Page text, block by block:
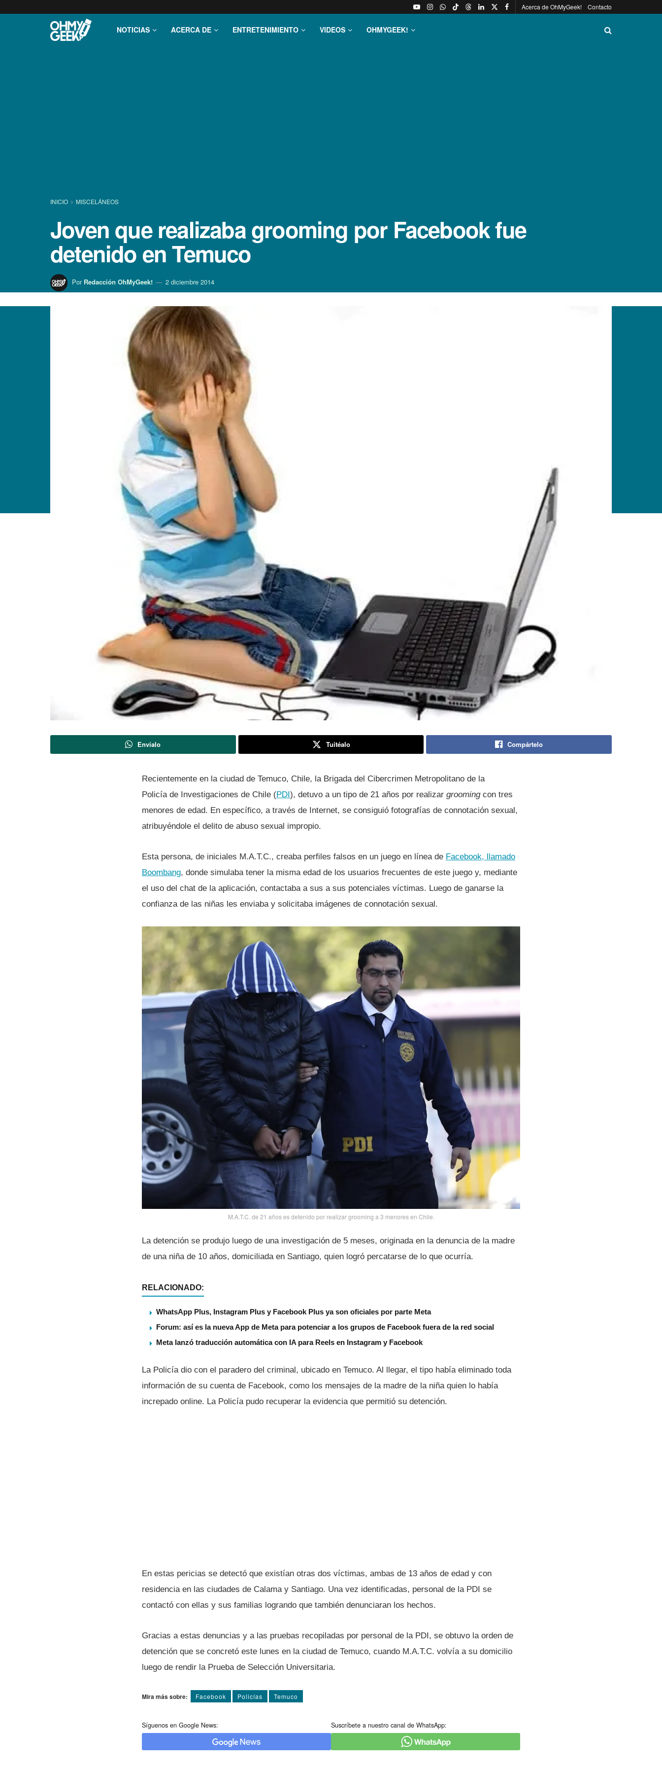
Acerca de OhMyGeek! Contacto
NOTICIAS ACERCA DE ENTRETENIMIENTO VIDEOS OHMYGEEK!
INICIO MISCELÁNEOS
Joven que realizaba grooming por Facebook fue
detenido en Temuco
Por Redacción OhMyGeek! 2 diciembre 2014
Envíalo Tuitéalo Compártelo
Recientemente en la ciudad de Temuco, Chile, la Brigada del Cibercrimen Metropolitano de la
Policí­a de Investigaciones de Chile (PDI), detuvo a un tipo de 21 años por realizar groomingcon tres
menores de edad. En especí­fico, a través de Internet, se consiguió fotografí­as de connotación sexual,
atribuyéndole el delito de abuso sexual impropio.
Esta persona, de iniciales M.A.T.C., creaba perfiles falsos en un juego en lí­nea de Facebook, llamado
Boombang, donde simulaba tener la misma edad de los usuarios frecuentes de este juego y, mediante
el uso del chat de la aplicación, contactaba a sus a sus potenciales ví­ctimas. Luego de ganarse la
confianza de las niñas les enviaba y solicitaba imágenes de connotación sexual.
M.A.T.C. de 21 años es detenido por realizar grooming a 3 menores en Chile.
La detención se produjo luego de una investigación de 5 meses, originada en la denuncia de la madre
de una niña de 10 años, domiciliada en Santiago, quien logró percatarse de lo que ocurrí­a.
RELACIONADO:
WhatsApp Plus, Instagram Plus y Facebook Plus ya son oficiales por parte Meta
Forum: así es la nueva App de Meta para potenciar a los grupos de Facebook fuera de la red social
Meta lanzó traducción automática con IA para Reels en Instagram y Facebook
La Policí­a dio con el paradero del criminal, ubicado en Temuco. Al llegar, el tipo habí­a eliminado toda
información de su cuenta de Facebook, como los mensajes de la madre de la niña quien lo habí­a
increpado online. La Policí­a pudo recuperar la evidencia que permitió su detención.
En estas pericias se detectó que existí­an otras dos ví­ctimas, ambas de 13 años de edad y con
residencia en las ciudades de Calama y Santiago. Una vez identificadas, personal de la PDI se
contactó con ellas y sus familias logrando que también denunciaran los hechos.
Gracias a estas denuncias y a las pruebas recopiladas por personal de la PDI, se obtuvo la orden de
detención que se concretó este lunes en la ciudad de Temuco, cuando M.A.T.C. volví­a a su domicilio
luego de rendir la Prueba de Selección Universitaria.
Mira más sobre: Facebook Policí­as Temuco
Síguenos en Google News: Suscríbete a nuestro canal de WhatsApp: